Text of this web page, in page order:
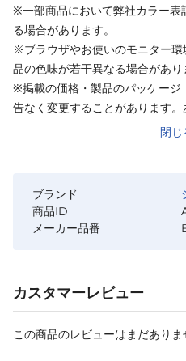
※一部商品において弊社カラー表
る場合があります。
※ブラウザやお使いのモニター
品の色味が若干異なる場合があり
※掲載の価格・製品のパッケージ
告なく変更することがあります。
閉じ
ブランド
商品ID
メーカー品番
カスタマーレビュー
この商品のレビューはまだありま